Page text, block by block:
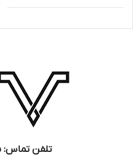
میانی
سالویا ، سدر
چوب عنبر
تلفن تماس: 22663665-021​